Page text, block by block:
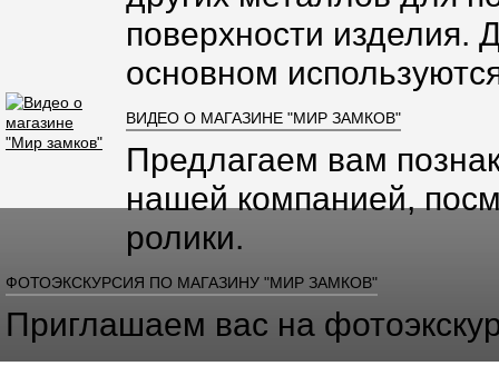
поверхности изделия.
основном
ВИДЕО О МАГАЗИНЕ "МИР ЗАМКОВ"
Предлагаем вам
нашей компанией,
ролики.
ФОТОЭКСКУРСИЯ ПО МАГАЗИНУ "МИР ЗАМКОВ"
Приглашаем вас на